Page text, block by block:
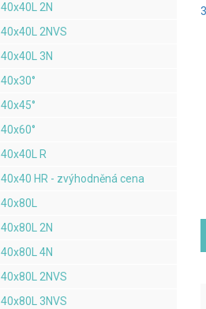
40x40L 2N
40x40L 2NVS
40x40L 3N
40x30°
40x45°
40x60°
40x40L R
40x40 HR - zvýhodněná cena
40x80L
40x80L 2N
40x80L 4N
40x80L 2NVS
40x80L 3NVS